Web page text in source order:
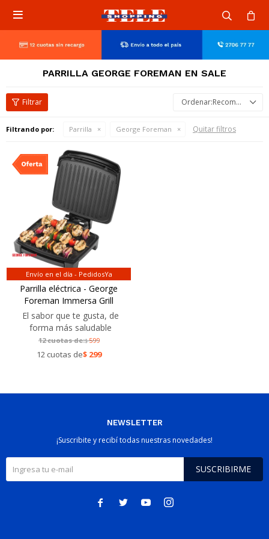

PARRILLA GEORGE FOREMAN EN SALE
Recomendados
Filtrando por: Parrilla George Foreman Quitar filtros
Envío en el día - PedidosYa
Parrilla eléctrica - George
Foreman Immersa Grill
El sabor que te gusta, de
forma más saludable
12 cuotas de:$599
12 cuotas de$ 299
NEWSLETTER
¡Suscribite y recibí todas nuestras novedades!
SUSCRIBIRME
   